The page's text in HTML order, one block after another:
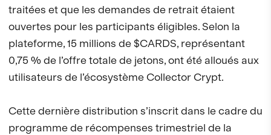
traitées et que les demandes de retrait étaient
ouvertes pour les participants éligibles. Selon la
plateforme, 15 millions de $CARDS, représentant
0,75 % de l’offre totale de jetons, ont été alloués aux
utilisateurs de l’écosystème Collector Crypt.
Cette dernière distribution s’inscrit dans le cadre du
programme de récompenses trimestriel de la